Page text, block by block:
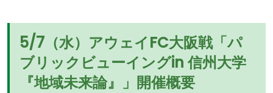
5/7（水）アウェイFC大阪戦「パ
ブリックビューイングin 信州大学
『地域未来論』」開催概要